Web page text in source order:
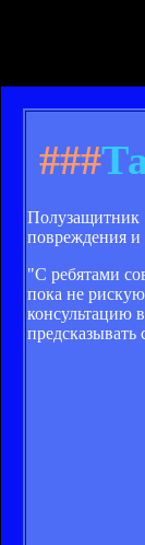
###
повреждения и
"С ребятами
пока не
консультацию
предсказывать